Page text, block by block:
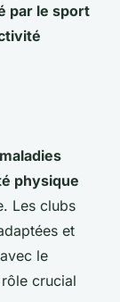
par le sport
maladies
physique
Les clubs
et
le
crucial